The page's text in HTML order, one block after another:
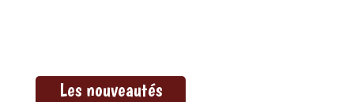
Les nouveautés